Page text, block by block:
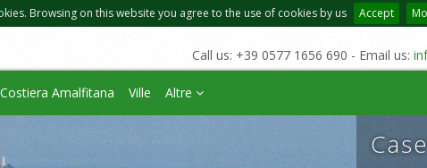
Browsing on this website you agree to the use of cookies by us Accept
Call us: +39 0577 1656 690 - Email us:
Costiera Amalfitana Ville Altre